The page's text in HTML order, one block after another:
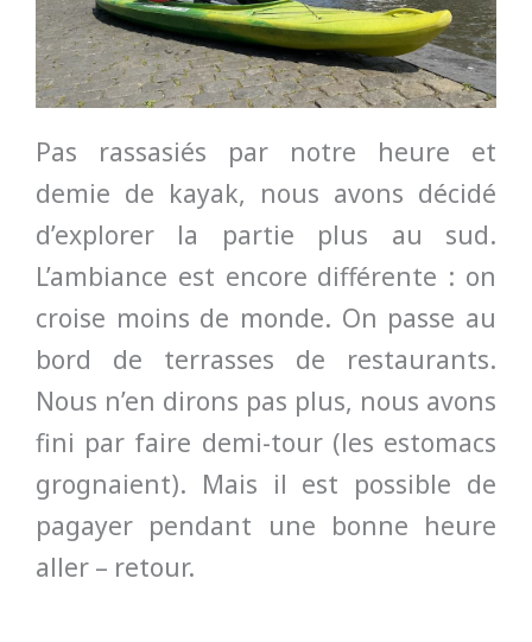
Pas rassasiés par notre heure et
demie de kayak, nous avons décidé
d’explorer la partie plus au sud.
L’ambiance est encore différente : on
croise moins de monde. On passe au
bord de terrasses de restaurants.
Nous n’en dirons pas plus, nous avons
fini par faire demi-tour (les estomacs
grognaient). Mais il est possible de
pagayer pendant une bonne heure
aller – retour.